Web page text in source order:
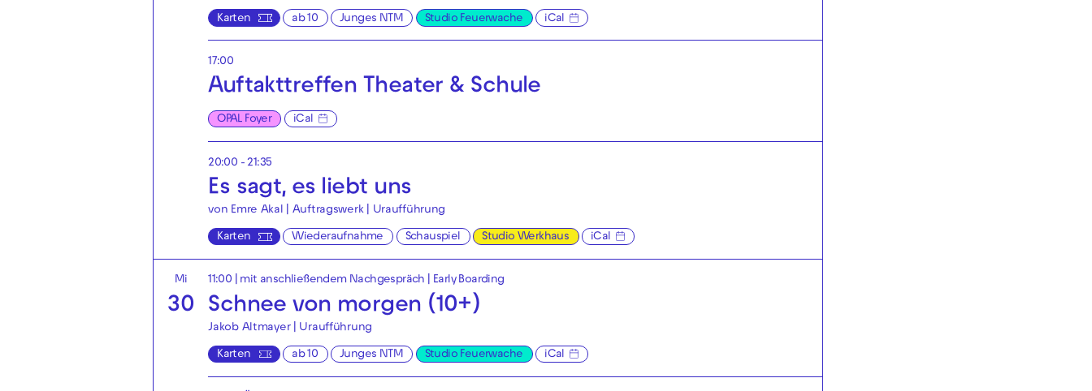
Karten ab 10 Junges NTM Studio Feuerwache iCal
17:00
Auftakttreffen Theater & Schule
OPAL Foyer iCal
20:00 - 21:35
Es sagt, es liebt uns
von Emre Akal | Auftragswerk | Uraufführung
Karten Wiederaufnahme Schauspiel Studio Werkhaus iCal
Mi
30
11:00 | mit anschließendem Nachgespräch Early Boarding
Schnee von morgen (10+)
Jakob Altmayer | Uraufführung
Karten ab 10 Junges NTM Studio Feuerwache iCal